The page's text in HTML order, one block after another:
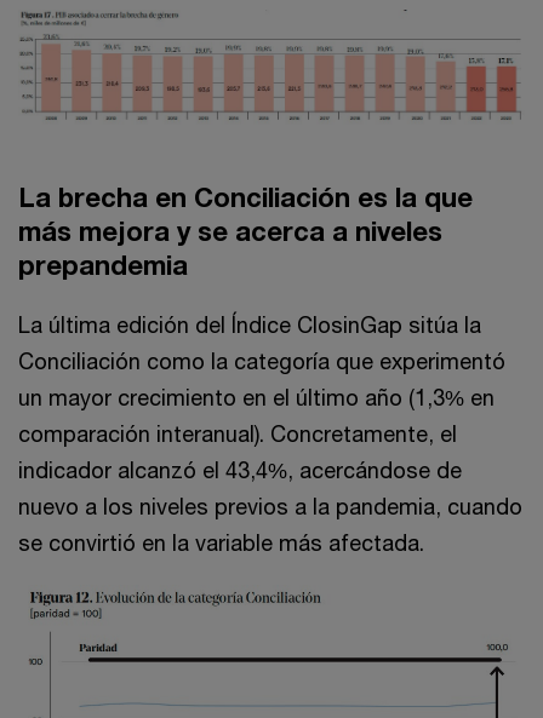
La brecha en Conciliación es la que
más mejora y se acerca a niveles
prepandemia
La última edición del Índice ClosinGap sitúa la
Conciliación como la categoría que experimentó
un mayor crecimiento en el último año (1,3% en
comparación interanual). Concretamente, el
indicador alcanzó el 43,4%, acercándose de
nuevo a los niveles previos a la pandemia, cuando
se convirtió en la variable más afectada.